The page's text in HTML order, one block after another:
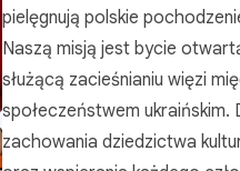
pielęgnują polskie
Naszą misją jest bycie
służącą zacieśnianiu więzi
społeczeństwem ukraińskim.
zachowania dziedzictwa